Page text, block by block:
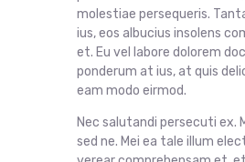
molestiae persequeris.
ius, eos albucius insolens
et. Eu vel labore dolorem
ponderum at ius, at quis
eam modo eirmod.
Nec salutandi persecuti ex.
sed ne. Mei ea tale illum